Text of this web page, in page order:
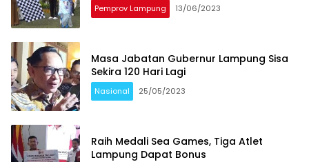
Pemprov Lampung 13/06/2023
Masa Jabatan Gubernur Lampung Sisa
Sekira 120 Hari Lagi
Nasional 25/05/2023
Raih Medali Sea Games, Tiga Atlet
Lampung Dapat Bonus